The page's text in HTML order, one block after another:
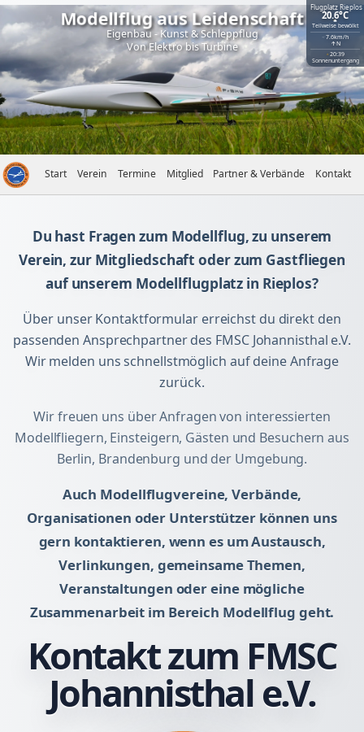
20.6°C
Teilweise bewölkt
7.6km/h
↑N
20:39
Sonnenuntergang
Modellflug aus Leidenschaft
Eigenbau - Kunst & Schleppflug
Von Elektro bis Turbine
Start Verein Termine Mitglied Partner & Verbände Kontakt
Kontakt zum FMSC
Johannisthal e.V.
Du hast Fragen zum Modellflug, zu unserem
Verein, zur Mitgliedschaft oder zum Gastfliegen
auf unserem Modellflugplatz in Rieplos?
Über unser Kontaktformular erreichst du direkt den
passenden Ansprechpartner des FMSC Johannisthal e.V.
Wir melden uns schnellstmöglich auf deine Anfrage
zurück.
Wir freuen uns über Anfragen von interessierten
Modellfliegern, Einsteigern, Gästen und Besuchern aus
Berlin, Brandenburg und der Umgebung.
Auch Modellflugvereine, Verbände,
Organisationen oder Unterstützer können uns
gern kontaktieren, wenn es um Austausch,
Verlinkungen, gemeinsame Themen,
Veranstaltungen oder eine mögliche
Zusammenarbeit im Bereich Modellflug geht.